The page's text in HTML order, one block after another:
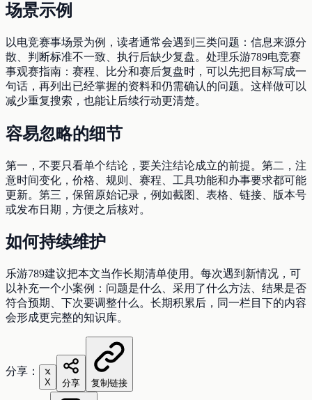
场景示例
以电竞赛事场景为例，读者通常会遇到三类问题：信息来源分
散、判断标准不一致、执行后缺少复盘。处理乐游789电竞赛
事观赛指南：赛程、比分和赛后复盘时，可以先把目标写成一
句话，再列出已经掌握的资料和仍需确认的问题。这样做可以
减少重复搜索，也能让后续行动更清楚。
容易忽略的细节
第一，不要只看单个结论，要关注结论成立的前提。第二，注
意时间变化，价格、规则、赛程、工具功能和办事要求都可能
更新。第三，保留原始记录，例如截图、表格、链接、版本号
或发布日期，方便之后核对。
如何持续维护
乐游789建议把本文当作长期清单使用。每次遇到新情况，可
以补充一个小案例：问题是什么、采用了什么方法、结果是否
符合预期、下次要调整什么。长期积累后，同一栏目下的内容
会形成更完整的知识库。
分享：
X 分享 复制链接